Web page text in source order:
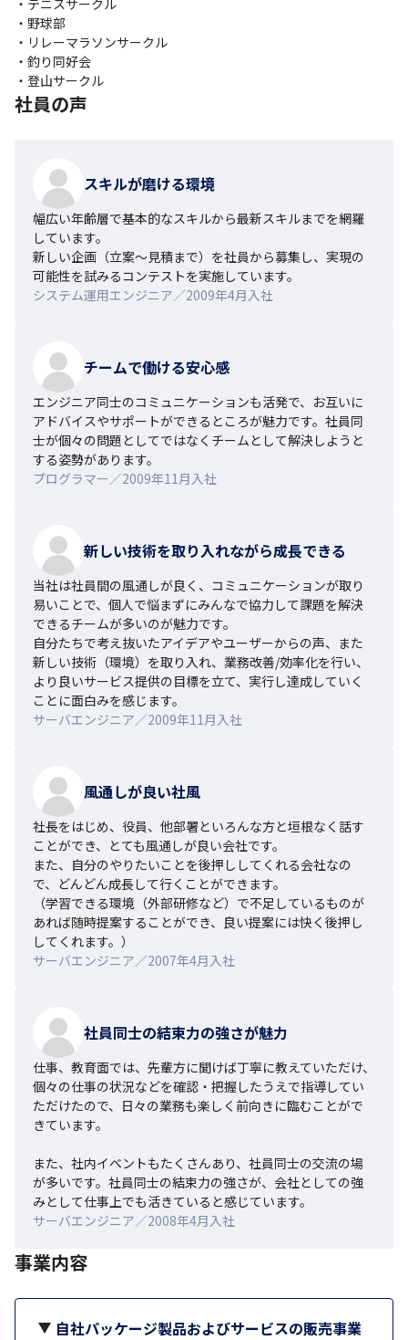
・野球部
・リレーマラソンサークル
・釣り同好会
・登山サークル
社員の声
スキルが磨ける環境
幅広い年齢層で基本的なスキルから最新スキルまでを網羅
しています。
新しい企画（立案〜見積まで）を社員から募集し、実現の
可能性を試みるコンテストを実施しています。
システム運用エンジニア／2009年4月入社
チームで働ける安心感
エンジニア同士のコミュニケーションも活発で、お互いに
アドバイスやサポートができるところが魅力です。社員同
士が個々の問題としてではなくチームとして解決しようと
する姿勢があります。
プログラマー／2009年11月入社
新しい技術を取り入れながら成長できる
当社は社員間の風通しが良く、コミュニケーションが取り
易いことで、個人で悩まずにみんなで協力して課題を解決
できるチームが多いのが魅力です。
自分たちで考え抜いたアイデアやユーザーからの声、また
新しい技術（環境）を取り入れ、業務改善/効率化を行い、
より良いサービス提供の目標を立て、実行し達成していく
ことに面白みを感じます。
サーバエンジニア／2009年11月入社
風通しが良い社風
社長をはじめ、役員、他部署といろんな方と垣根なく話す
ことができ、とても風通しが良い会社です。
また、自分のやりたいことを後押ししてくれる会社なの
で、どんどん成長して行くことができます。
（学習できる環境（外部研修など）で不足しているものが
あれば随時提案することができ、良い提案には快く後押し
してくれます。）
サーバエンジニア／2007年4月入社
社員同士の結束力の強さが魅力
仕事、教育面では、先輩方に聞けば丁寧に教えていただけ、
個々の仕事の状況などを確認・把握したうえで指導してい
ただけたので、日々の業務も楽しく前向きに臨むことがで
きています。
また、社内イベントもたくさんあり、社員同士の交流の場
が多いです。社員同士の結束力の強さが、会社としての強
みとして仕事上でも活きていると感じています。
サーバエンジニア／2008年4月入社
事業内容
自社パッケージ製品およびサービスの販売事業